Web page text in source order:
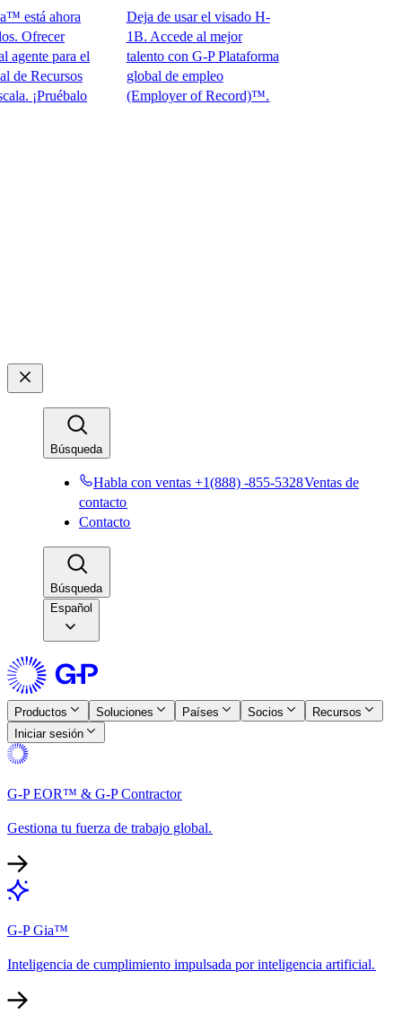
ahora
para el
Deja de usar el visado H-
1B. Accede al mejor
talento con G-P Plataforma
global de empleo
(Employer of Record)™.​​
Búsqueda​​
Habla con ventas +1(888) -855-5328​​Ventas de
contacto​​
Contacto​​
Búsqueda​​
Español
Productos​​ Soluciones​​ Países​​ Socios​​
Recursos​​
Iniciar sesión​​
G-P EOR™ & G-P Contractor​​
Gestiona tu fuerza de trabajo global.​​
G-P Gia™​​
Inteligencia de cumplimiento impulsada por inteligencia artificial.​​